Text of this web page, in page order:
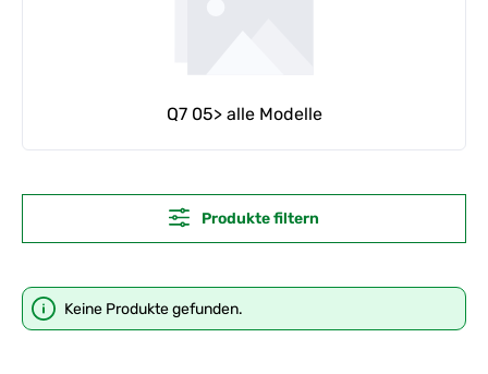
Q7 05> alle Modelle
Produkte filtern
Keine Produkte gefunden.